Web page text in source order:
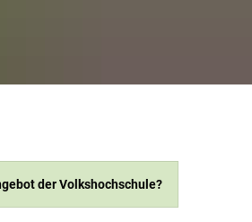
der Volkshochschule?